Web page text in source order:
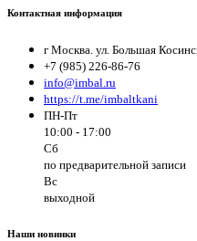
Контактная информация
г Москва. ул. Большая
+7 (985) 226-86-76
info@imbal.ru
https://t.me/imbaltkani
ПН-Пт
10:00 - 17:00
Сб
по предварительной записи
Вс
выходной
Наши новинки